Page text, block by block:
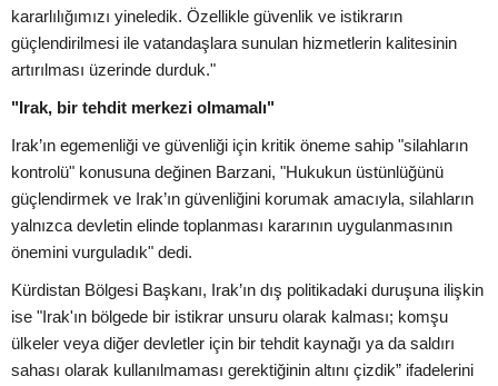
kararlılığımızı yineledik. Özellikle güvenlik ve istikrarın
güçlendirilmesi ile vatandaşlara sunulan hizmetlerin kalitesinin
artırılması üzerinde durduk."
"Irak, bir tehdit merkezi olmamalı"
Irak’ın egemenliği ve güvenliği için kritik öneme sahip "silahların
kontrolü" konusuna değinen Barzani, "Hukukun üstünlüğünü
güçlendirmek ve Irak’ın güvenliğini korumak amacıyla, silahların
yalnızca devletin elinde toplanması kararının uygulanmasının
önemini vurguladık" dedi.
Kürdistan Bölgesi Başkanı, Irak’ın dış politikadaki duruşuna ilişkin
ise "Irak'ın bölgede bir istikrar unsuru olarak kalması; komşu
ülkeler veya diğer devletler için bir tehdit kaynağı ya da saldırı
sahası olarak kullanılmaması gerektiğinin altını çizdik” ifadelerini